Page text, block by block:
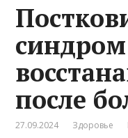
после
27.09.2024 Здоровье